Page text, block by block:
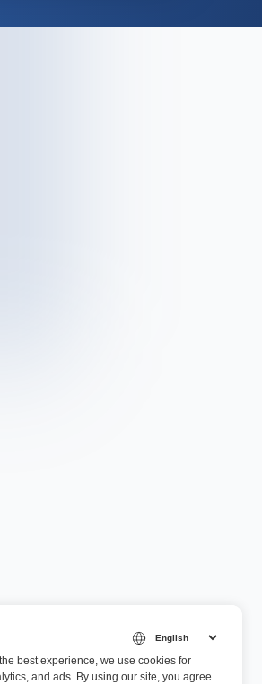
best experience, we use cookies for
and ads. By using our site, you agree